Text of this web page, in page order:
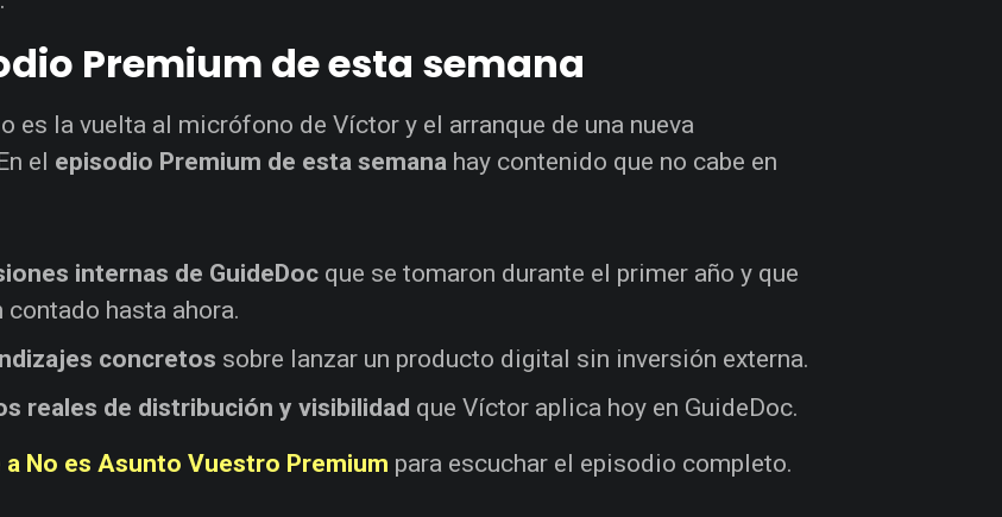
Premium de esta semana
es la vuelta al micrófono de Víctor y el arranque de una nueva
el episodio Premium de esta semana hay contenido que no cabe en
internas de GuideDoc que se tomaron durante el primer año y que
contado hasta ahora.
concretos sobre lanzar un producto digital sin inversión externa.
reales de distribución y visibilidad que Víctor aplica hoy en GuideDoc.
No es Asunto Vuestro Premium para escuchar el episodio completo.